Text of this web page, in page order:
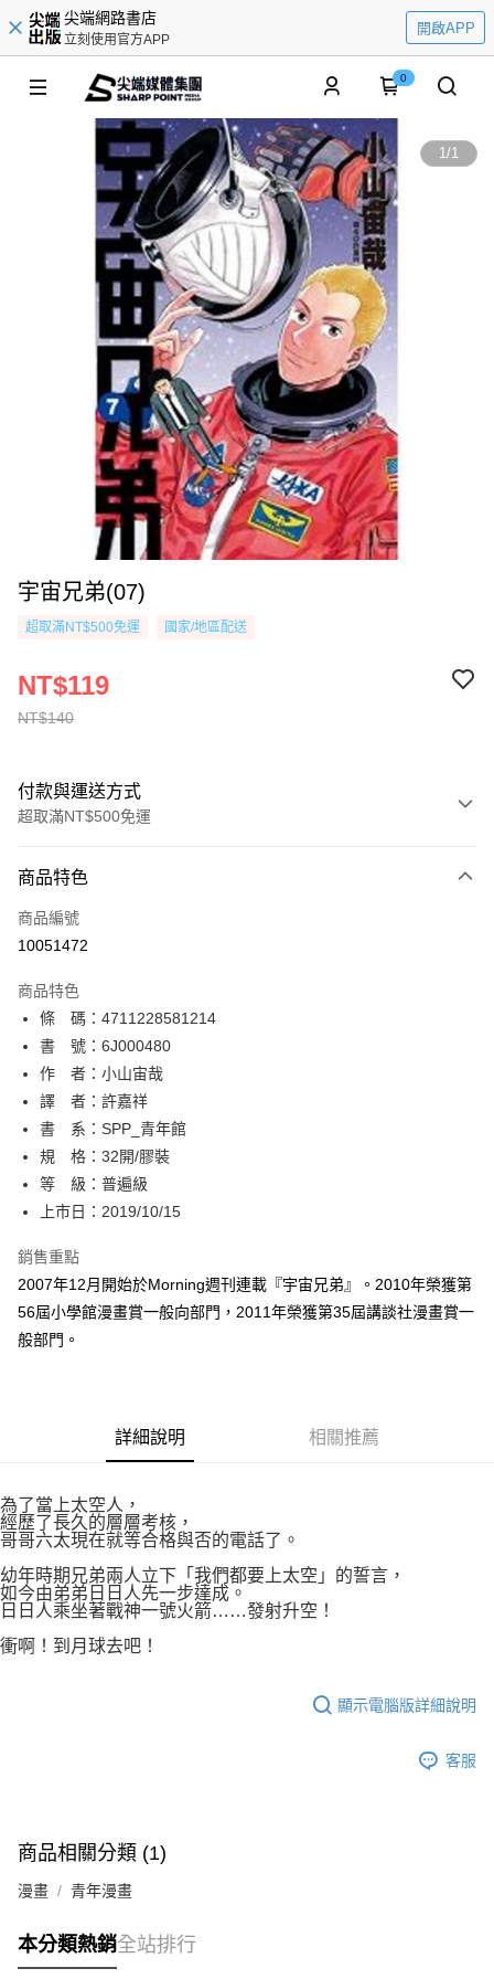
尖端網路書店
立刻使用官方APP
開啟APP
0
1/1
宇宙兄弟(07)
超取滿NT$500免運 國家/地區配送
NT$140
NT$119
付款與運送方式
超取滿NT$500免運
信用卡一次付款
超商取貨付款
相關說明
【關於「AFTEE先享後付」】
AFTEE先享後付是「在收到商品之後才付款」的支付方式。 讓您購物簡單
便利好安心！
１．簡單：不需註冊會員、不需綁卡、不需儲值。
２．便利：只要手機號碼，簡訊認證，即可結帳。
３．安心：先確認商品／服務後，再付款。
【「AFTEE先享後付」結帳流程】
１．於結帳方式選擇「AFTEE先享後付」後，將跳轉至「AFTEE先享後付」
結帳頁面，進行簡訊認證並確認金額後，即可完成結帳。
２．訂單成立數日內，您將收到繳費通知簡訊。
ATM／網路銀行／等多元方式進行付款，方視為交易完成。
※ 請注意：結帳手續完成當下不需立刻繳費，但若您需要取消訂單，請聯絡
購買商品的店家。未經商家同意取消之訂單仍視為有效，需透過AFTEE先享
後付繳納相關費用。
※ 交易是否成功請以「AFTEE先享後付 」之結帳頁面顯示為準，若有關於
１．透過由恩沛科技股份有限公司提供之「AFTEE先享後付」服務完成之交
易，需依本服務之必要範圍內提供個人資料，並將交易相關給付款項請求債
２．關於個人資料處理事宜，請瀏覽以下網址：
https://aftee.tw/terms/#terms3
３．未成年的使用者請事先徵得法定代理人或監護人之同意方可使用
任。
４．使用「AFTEE先享後付」時，將依據個別帳號之用戶狀況，依本公司即
時審查核予不同之上限額度；若仍有額度不足之情形，本公司將視審查結果
請求用戶進行身份認證。
ATM付款
運送方式
全家取貨付款
每筆NT$80，滿NT$500(含以上)免運費
付款後全家取貨
每筆NT$80，滿NT$500(含以上)免運費
付款後萊爾富取貨
每筆NT$80，滿NT$500(含以上)免運費
每筆NT$80，滿NT$500(含以上)免運費
每筆NT$100，滿NT$800(含以上)免運費
商品特色
商品編號
10051472
商品特色
條 碼：4711228581214
書 號：6J000480
作 者：小山宙哉
譯 者：許嘉祥
書 系：SPP_青年館
規 格：32開/膠裝
等 級：普遍級
上市日：2019/10/15
銷售重點
2007年12月開始於Morning週刊連載『宇宙兄弟』。2010年榮獲第
56屆小學館漫畫賞一般向部門，2011年榮獲第35屆講談社漫畫賞一
般部門。
詳細說明 相關推薦
為了當上太空人，
經歷了長久的層層考核，
哥哥六太現在就等合格與否的電話了。
幼年時期兄弟兩人立下「我們都要上太空」的誓言，
如今由弟弟日日人先一步達成。
日日人乘坐著戰神一號火箭……發射升空！
衝啊！到月球去吧！
顯示電腦版詳細說明
客服
商品相關分類 (1)
漫畫 青年漫畫
本分類熱銷全站排行